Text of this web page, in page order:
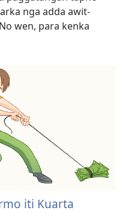
nga adda awit-
wen, para kenka
iti Kuarta